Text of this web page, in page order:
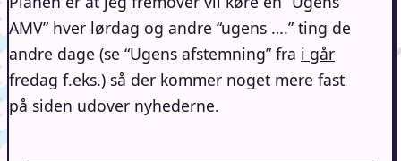
AMV” hver lørdag og andre “ugens ….” ting de
andre dage (se “Ugens afstemning” fra i går
fredag f.eks.) så der kommer noget mere fast
på siden udover nyhederne.